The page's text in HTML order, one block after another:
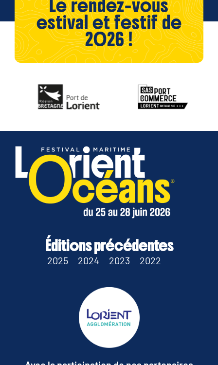
Le rendez-vous
estival et festif de
2026 !
Éditions précédentes
2025 2024 2023 2022